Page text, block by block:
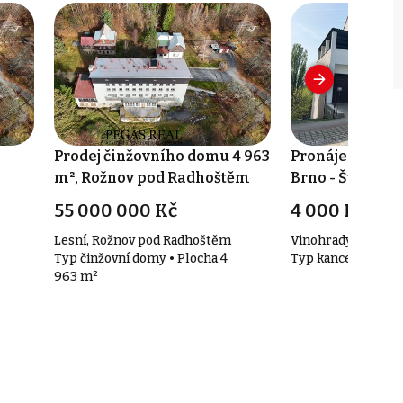
Prodej činžovního domu 4 963
m², Rožnov pod Radhoštěm
55 000 000 Kč
Lesní, Rožnov pod Radhoštěm
Typ činžovní domy • Plocha 4
963 m²
Pronájem
Brno - Štýřice
4 000 Kč za
Vinohrady 793/43,
Typ kanceláře •